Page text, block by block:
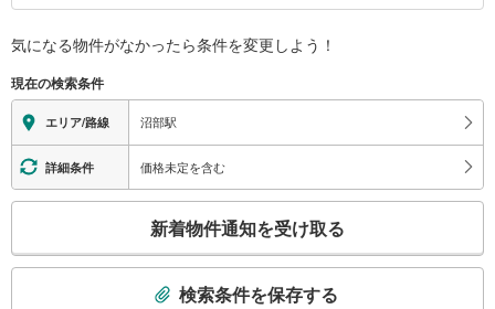
気になる物件がなかったら条件を変更しよう！
現在の検索条件
エリア/路線 沼部駅
詳細条件 価格未定を含む
検
新着物件通知を受け取る
検索条件を保存する